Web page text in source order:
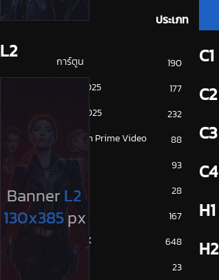
ประเภท
การ์ตูน
190
ดูซีรี่ย์ 2025
177
ดูหนัง 2025
232
Amazon Prime Video
88
Disney+
93
HBO
28
iQiYi
167
NETFLIX
648
23
C1
C2
C3
C4
H1
H2
L2